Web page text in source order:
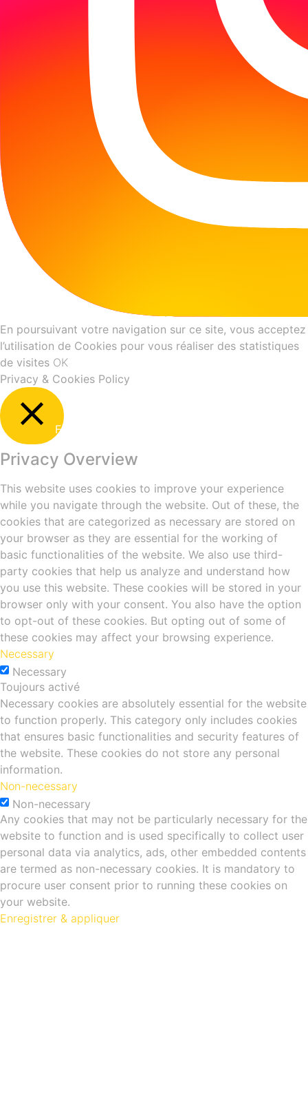
En poursuivant votre navigation sur ce site, vous acceptez
l’utilisation de Cookies pour vous réaliser des statistiques
de visites OK
Privacy & Cookies Policy
Fermer
Privacy Overview
This website uses cookies to improve your experience
while you navigate through the website. Out of these, the
cookies that are categorized as necessary are stored on
your browser as they are essential for the working of
basic functionalities of the website. We also use third-
party cookies that help us analyze and understand how
you use this website. These cookies will be stored in your
browser only with your consent. You also have the option
to opt-out of these cookies. But opting out of some of
these cookies may affect your browsing experience.
Necessary
Necessary
Toujours activé
Necessary cookies are absolutely essential for the website
to function properly. This category only includes cookies
that ensures basic functionalities and security features of
the website. These cookies do not store any personal
information.
Non-necessary
Non-necessary
Any cookies that may not be particularly necessary for the
website to function and is used specifically to collect user
personal data via analytics, ads, other embedded contents
are termed as non-necessary cookies. It is mandatory to
procure user consent prior to running these cookies on
your website.
Enregistrer & appliquer